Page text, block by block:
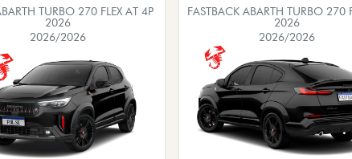
TURBO 270 FLEX AT 4P
2026
2026/2026
FASTBACK ABARTH TURBO 270
2026
2026/2026